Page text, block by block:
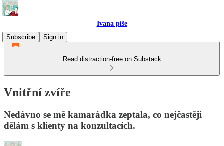
Ivana píše
Subscribe
Sign in
Read distraction-free on Substack
Vnitřní zvíře
Nedávno se mě kamarádka zeptala, co nejčastěji
dělám s klienty na konzultacích.